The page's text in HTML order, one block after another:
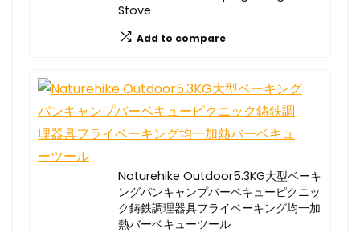
Stove
Add to compare
Naturehike Outdoor5.3KG大型ベーキ
ングパンキャンプバーベキューピクニッ
ク鋳鉄調理器具フライベーキング均一加
熱バーベキューツール